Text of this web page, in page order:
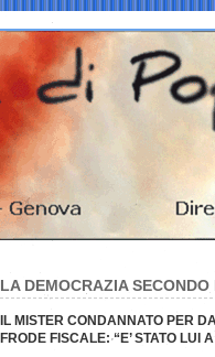
LA DEMOCRAZIA
IL MISTER CONDANNATO PER
FRODE FISCALE: “E’ STATO LUI